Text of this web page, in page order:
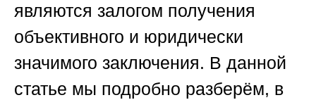
являются залогом получения
объективного и юридически
значимого заключения. В данной
статье мы подробно разберём, в